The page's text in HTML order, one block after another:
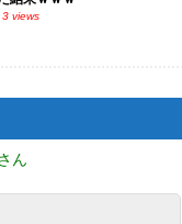
3 views
ん